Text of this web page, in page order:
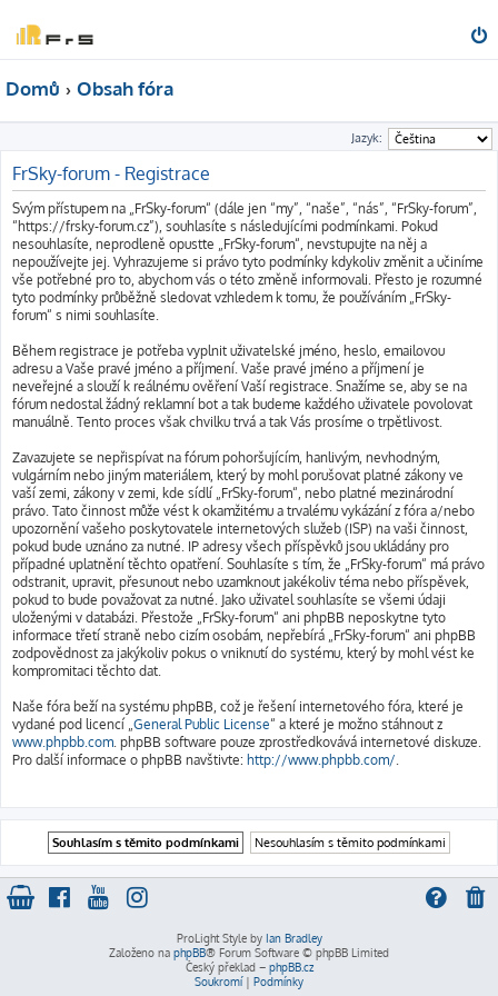
Domů Obsah fóra
Jazyk:
FrSky-forum - Registrace
Svým přístupem na „FrSky-forum“ (dále jen “my”, “naše”, “nás”, “FrSky-forum”,
“https://frsky-forum.cz”), souhlasíte s následujícími podmínkami. Pokud
nesouhlasíte, neprodleně opusťte „FrSky-forum“, nevstupujte na něj a
nepoužívejte jej. Vyhrazujeme si právo tyto podmínky kdykoliv změnit a učiníme
vše potřebné pro to, abychom vás o této změně informovali. Přesto je rozumné
tyto podmínky průběžně sledovat vzhledem k tomu, že používáním „FrSky-
forum“ s nimi souhlasíte.
Během registrace je potřeba vyplnit uživatelské jméno, heslo, emailovou
adresu a Vaše pravé jméno a příjmení. Vaše pravé jméno a příjmení je
neveřejné a slouží k reálnému ověření Vaší registrace. Snažíme se, aby se na
fórum nedostal žádný reklamní bot a tak budeme každého uživatele povolovat
manuálně. Tento proces však chvilku trvá a tak Vás prosíme o trpětlivost.
Zavazujete se nepřispívat na fórum pohoršujícím, hanlivým, nevhodným,
vulgárním nebo jiným materiálem, který by mohl porušovat platné zákony ve
vaší zemi, zákony v zemi, kde sídlí „FrSky-forum“, nebo platné mezinárodní
právo. Tato činnost může vést k okamžitému a trvalému vykázání z fóra a/nebo
upozornění vašeho poskytovatele internetových služeb (ISP) na vaši činnost,
pokud bude uznáno za nutné. IP adresy všech příspěvků jsou ukládány pro
případné uplatnění těchto opatření. Souhlasíte s tím, že „FrSky-forum“ má právo
odstranit, upravit, přesunout nebo uzamknout jakékoliv téma nebo příspěvek,
pokud to bude považovat za nutné. Jako uživatel souhlasíte se všemi údaji
uloženými v databázi. Přestože „FrSky-forum“ ani phpBB neposkytne tyto
informace třetí straně nebo cizím osobám, nepřebírá „FrSky-forum“ ani phpBB
zodpovědnost za jakýkoliv pokus o vniknutí do systému, který by mohl vést ke
kompromitaci těchto dat.
Naše fóra beží na systému phpBB, což je řešení internetového fóra, které je
vydané pod licencí „General Public License“ a které je možno stáhnout z
www.phpbb.com. phpBB software pouze zprostředkovává internetové diskuze.
Pro další informace o phpBB navštivte: http://www.phpbb.com/.
ProLight Style by Ian Bradley
Založeno na phpBB® Forum Software © phpBB Limited
Český překlad – phpBB.cz
Soukromí| Podmínky